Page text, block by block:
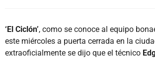
‘El Ciclón’, como se conoce al equipo
este miércoles a puerta cerrada en la
extraoficialmente se dijo que el técnico